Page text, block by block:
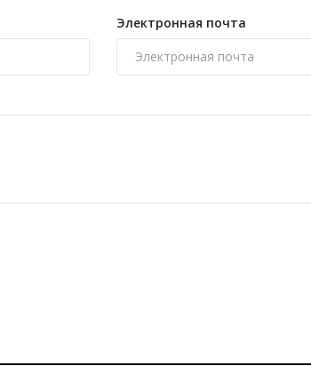
Электронная почта
пляжному волейболу
Авг 5, 2026 0 96